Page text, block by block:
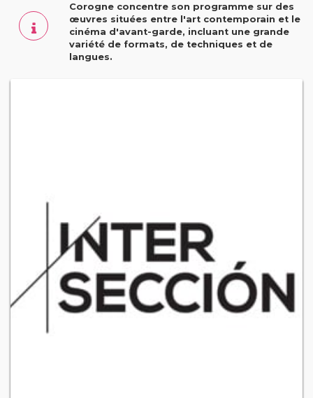
Corogne concentre son programme sur des
œuvres situées entre l'art contemporain et le
cinéma d'avant-garde, incluant une grande
variété de formats, de techniques et de
langues.